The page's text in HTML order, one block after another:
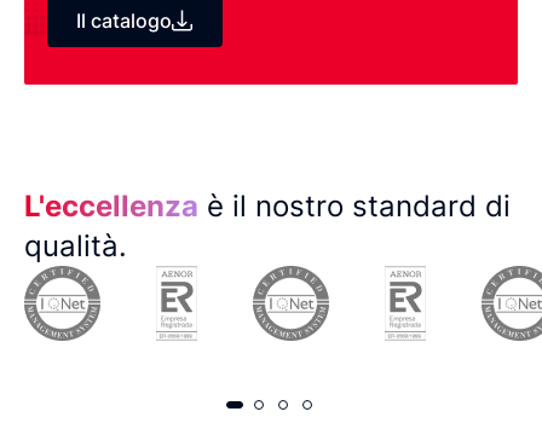
Il catalogo
L'eccellenza è il nostro standard di
qualità.